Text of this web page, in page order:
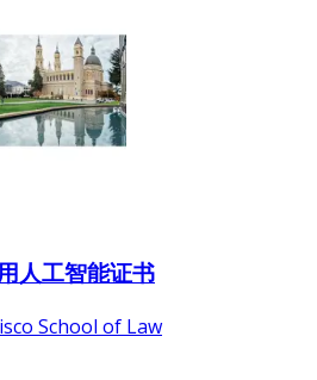
人工智能证书
School of Law